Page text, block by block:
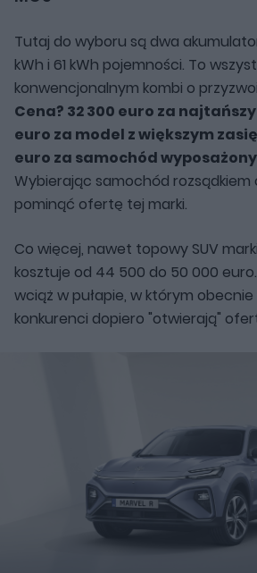
Tutaj do wyboru są dwa
kWh i 61 kWh pojemności. To
konwencjonalnym kombi o
Cena? 32 300 euro za
euro za model z większym
euro za samochód
Wybierając samochód rozsądkiem
pominąć ofertę tej marki.
Co więcej, nawet topowy SUV
kosztuje od 44 500 do 50 000
wciąż w pułapie, w którym
konkurenci dopiero "otwierają"